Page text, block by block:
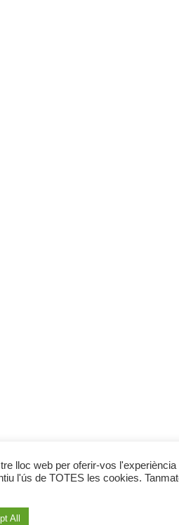
lloc web per oferir-vos
l'ús de TOTES les cookies.
All